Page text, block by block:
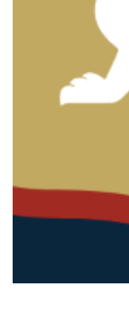
Summer Sale
Accessori
Helan x Genoa